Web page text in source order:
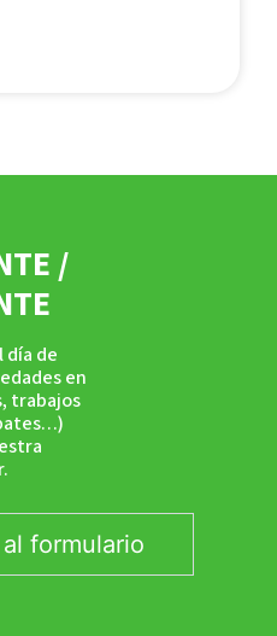
/
día de
en
trabajos
formulario